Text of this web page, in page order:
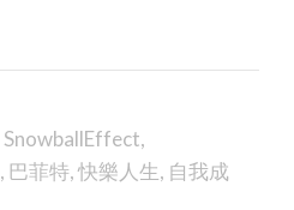
SnowballEffect,
, 巴菲特,快樂人生, 自我成